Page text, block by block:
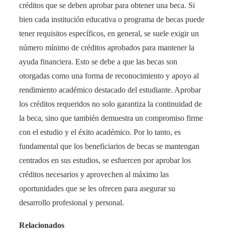
créditos que se deben aprobar para obtener una beca. Si
bien cada institución educativa o programa de becas puede
tener requisitos específicos, en general, se suele exigir un
número mínimo de créditos aprobados para mantener la
ayuda financiera. Esto se debe a que las becas son
otorgadas como una forma de reconocimiento y apoyo al
rendimiento académico destacado del estudiante. Aprobar
los créditos requeridos no solo garantiza la continuidad de
la beca, sino que también demuestra un compromiso firme
con el estudio y el éxito académico. Por lo tanto, es
fundamental que los beneficiarios de becas se mantengan
centrados en sus estudios, se esfuercen por aprobar los
créditos necesarios y aprovechen al máximo las
oportunidades que se les ofrecen para asegurar su
desarrollo profesional y personal.
Relacionados